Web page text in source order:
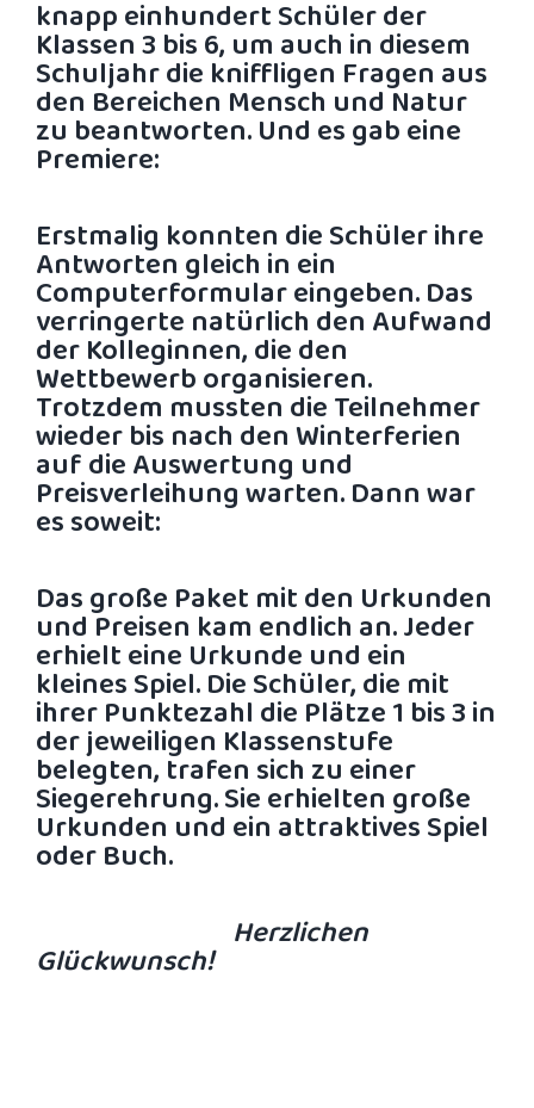
knapp einhundert Schüler der
Klassen 3 bis 6, um auch in diesem
Schuljahr die kniffligen Fragen aus
den Bereichen Mensch und Natur
zu beantworten. Und es gab eine
Premiere:
Erstmalig konnten die Schüler ihre
Antworten gleich in ein
Computerformular eingeben. Das
verringerte natürlich den Aufwand
der Kolleginnen, die den
Wettbewerb organisieren.
Trotzdem mussten die Teilnehmer
wieder bis nach den Winterferien
auf die Auswertung und
Preisverleihung warten. Dann war
es soweit:
Das große Paket mit den Urkunden
und Preisen kam endlich an. Jeder
erhielt eine Urkunde und ein
kleines Spiel. Die Schüler, die mit
ihrer Punktezahl die Plätze 1 bis 3 in
der jeweiligen Klassenstufe
belegten, trafen sich zu einer
Siegerehrung. Sie erhielten große
Urkunden und ein attraktives Spiel
oder Buch.
Herzlichen
Glückwunsch!